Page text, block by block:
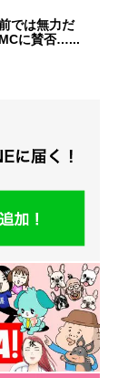
では無力だ
に賛否…...